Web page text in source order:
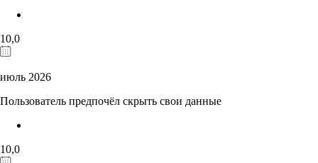
10,0
июль 2026
Пользователь предпочёл скрыть свои данные
10,0